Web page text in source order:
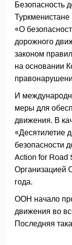
Безопасность
Туркменистане
«О
дорожного
законом
на основании
И
меры для
движения. В
«Десятилетие
безопасности
Action for Road
Организацией
года.
ООН начало
движения во
Последняя